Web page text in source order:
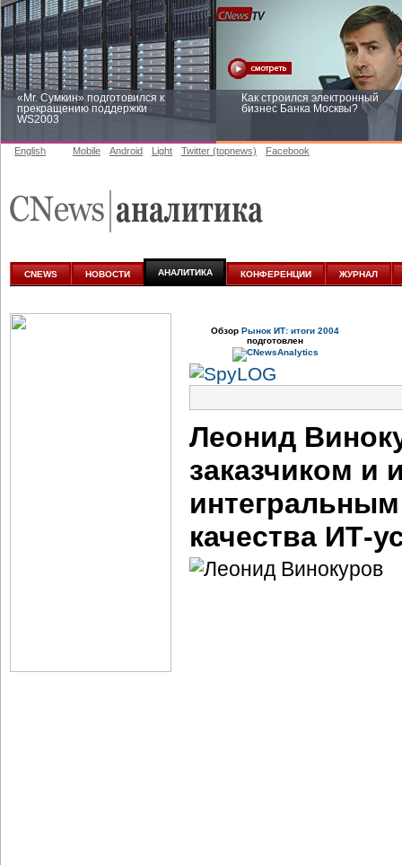
«Mr. Сумкин» подготовился к
прекращению поддержки
WS2003
Как строился электронный
бизнес Банка Москвы?
аналитике
English Mobile Android Light Twitter (topnews) Facebook
CNEWS НОВОСТИ АНАЛИТИКА КОНФЕРЕНЦИИ ЖУРНАЛ
Обзор Рынок ИТ: итоги 2004
подготовлен
Леонид
заказчиком и
качества ИТ-